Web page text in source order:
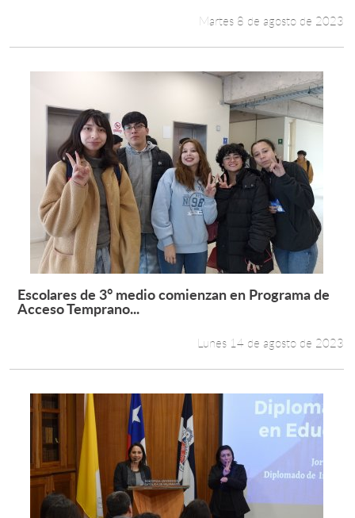
Martes 8 de agosto de 2023
Leer más +
Escolares de 3° medio comienzan en Programa de
Acceso Temprano...
Lunes 14 de agosto de 2023